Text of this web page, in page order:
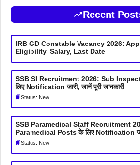
Recent
IRB GD Constable Vacancy 2026:
Eligibility, Salary, Last Date
SSB SI Recruitment 2026: Sub
लिए Notification जारी, जानें पूरी जानकारी
Status: New
SSB Paramedical Staff Recruitment
Paramedical Posts के लिए Notification
Status: New